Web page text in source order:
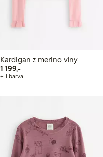
Kardigan z merino vlny
1 199,-1 199,00 Kč
+ 1 barva